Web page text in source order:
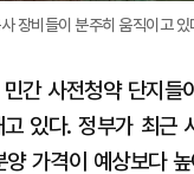
장비들이 분주히 움직이고
간 사전청약 단지들
있다. 정부가 최근
가격이 예상보다